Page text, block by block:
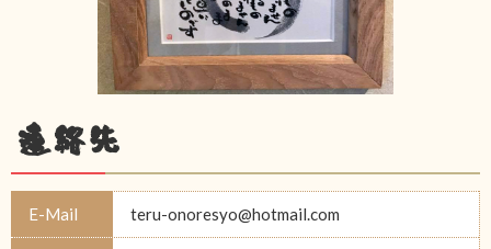
連絡先
E-Mail teru-onoresyo@hotmail.com